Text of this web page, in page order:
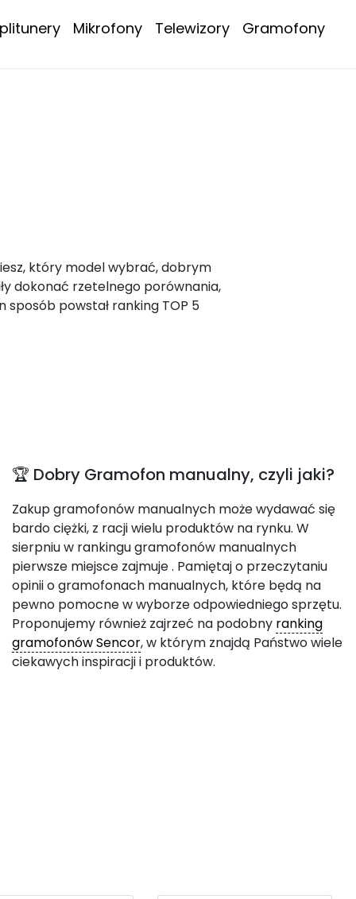
Mikrofony Telewizory Gramofony
który model wybrać, dobrym
dokonać rzetelnego porównania,
powstał ranking TOP 5
🏆 Dobry Gramofon manualny, czyli jaki?
Zakup gramofonów manualnych może wydawać się
bardo ciężki, z racji wielu produktów na rynku. W
sierpniu w rankingu gramofonów manualnych
pierwsze miejsce zajmuje. Pamiętaj o przeczytaniu
opinii o gramofonach manualnych, które będą na
pewno pomocne w wyborze odpowiedniego sprzętu.
Proponujemy również zajrzeć na podobny ranking
gramofonów Sencor, w którym znajdą Państwo wiele
ciekawych inspiracji i produktów.